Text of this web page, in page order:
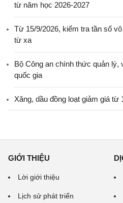
từ năm học 2026-2027
Từ 15/9/2026, kiểm tra tần số
từ xa
Bộ Công an chính thức quản lý,
quốc gia
Xăng, dầu đồng loạt giảm giá từ
GIỚI THIỆU
Lời giới thiệu
Lịch sử phát triển